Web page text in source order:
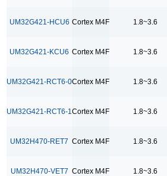
27
30
36
UM32G421-HCU6 Cortex M4F 1.8~3.6
UM32G421-KCU6 Cortex M4F 1.8~3.6
UM32G421-RCT6-0Cortex M4F 1.8~3.6
UM32G421-RCT6-1Cortex M4F 1.8~3.6
UM32H470-RET7 Cortex M4F 1.8~3.6
UM32H470-VET7 Cortex M4F 1.8~3.6